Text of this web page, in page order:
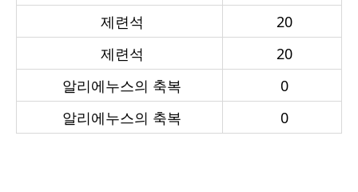
제련석
20
제련석
20
알리에누스의 축복
0
알리에누스의 축복
0